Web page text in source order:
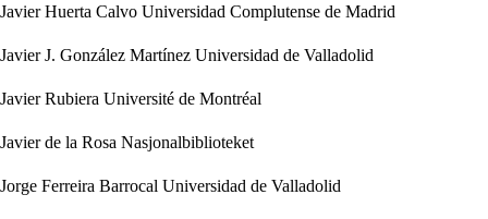
Javier Huerta Calvo Universidad Complutense de Madrid
Javier J. González Martínez Universidad de Valladolid
Javier Rubiera Université de Montréal
Javier de la Rosa Nasjonalbiblioteket
Jorge Ferreira Barrocal Universidad de Valladolid